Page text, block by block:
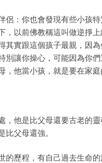
侶：你也會發現有些小孩
，以前佛教稱這叫做逆掙
其實跟這個孩子最親，因
別讓你操心，可能因為你
，他當小孩，就是要在家
，他是比父母還要古老的
比父母還強。
的歷程，有自己過去生命